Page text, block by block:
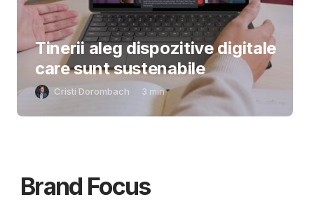
Tinerii aleg dispozitive digitale
care sunt sustenabile
Cristi Dorombach 3 min
Brand Focus